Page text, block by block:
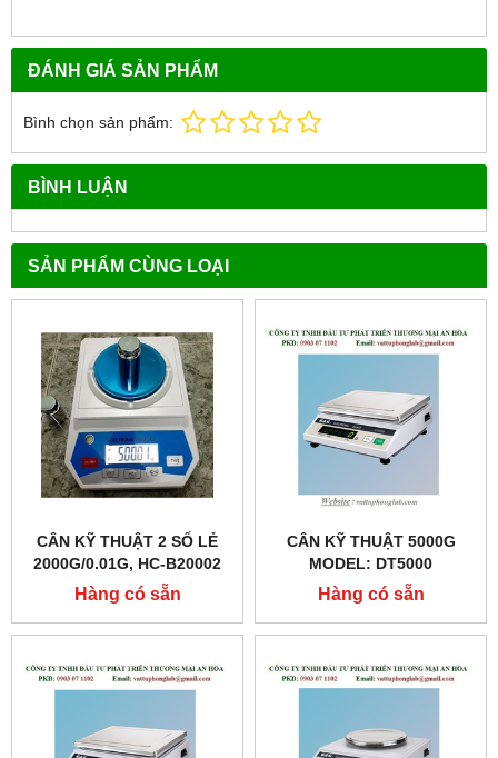
ĐÁNH GIÁ SẢN PHẨM
Bình chọn sản phẩm:
BÌNH LUẬN
SẢN PHẨM CÙNG LOẠI
CÂN KỸ THUẬT 2 SỐ LẺ
2000G/0.01G, HC-B20002
HÃNG LABEX- ANH
Hàng có sẵn
CÂN KỸ THUẬT 5000G
MODEL: DT5000
Hàng có sẵn